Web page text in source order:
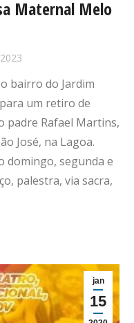
Maternal Melo
bairro do Jardim
um retiro de
padre Rafael Martins,
José, na Lagoa.
domingo, segunda e
palestra, via sacra,
jan
15